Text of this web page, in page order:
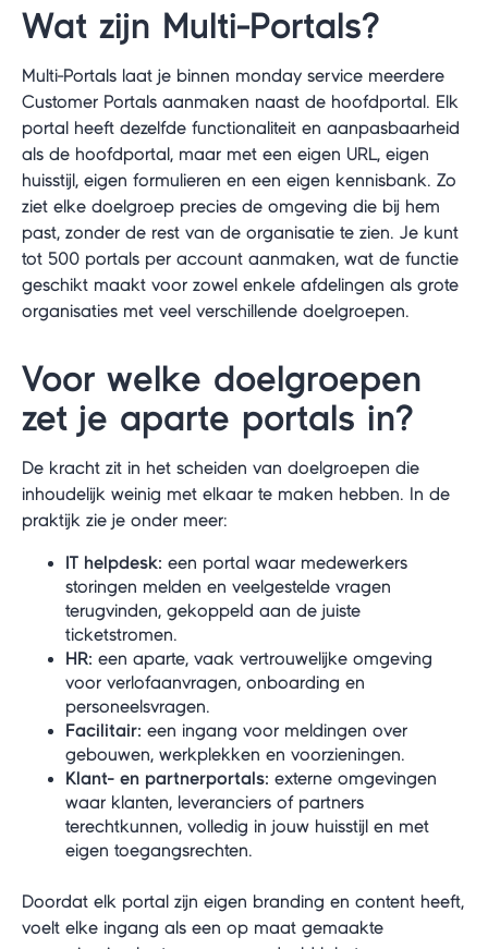
Wat zijn Multi-Portals?
Multi-Portals laat je binnen monday service meerdere
Customer Portals aanmaken naast de hoofdportal. Elk
portal heeft dezelfde functionaliteit en aanpasbaarheid
als de hoofdportal, maar met een eigen URL, eigen
huisstijl, eigen formulieren en een eigen kennisbank. Zo
ziet elke doelgroep precies de omgeving die bij hem
past, zonder de rest van de organisatie te zien. Je kunt
tot 500 portals per account aanmaken, wat de functie
geschikt maakt voor zowel enkele afdelingen als grote
organisaties met veel verschillende doelgroepen.
Voor welke doelgroepen
zet je aparte portals in?
De kracht zit in het scheiden van doelgroepen die
inhoudelijk weinig met elkaar te maken hebben. In de
praktijk zie je onder meer:
IT helpdesk: een portal waar medewerkers
storingen melden en veelgestelde vragen
terugvinden, gekoppeld aan de juiste
ticketstromen.
HR: een aparte, vaak vertrouwelijke omgeving
voor verlofaanvragen, onboarding en
personeelsvragen.
Facilitair: een ingang voor meldingen over
gebouwen, werkplekken en voorzieningen.
Klant- en partnerportals: externe omgevingen
waar klanten, leveranciers of partners
terechtkunnen, volledig in jouw huisstijl en met
eigen toegangsrechten.
Doordat elk portal zijn eigen branding en content heeft,
voelt elke ingang als een op maat gemaakte